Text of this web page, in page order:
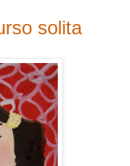
solita